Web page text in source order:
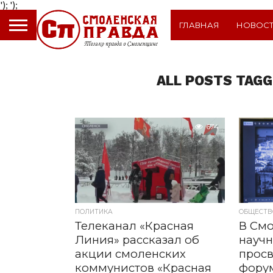
');
ГЛАВНАЯ
ALL POSTS
674
ПОЛИТИКА
Телеканал «Красная
Линия» рассказал об
акции смоленских
коммунистов «Красная
В
');